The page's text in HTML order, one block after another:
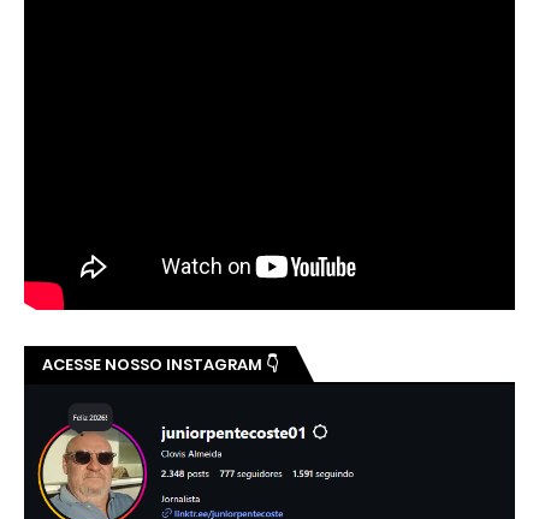
ACESSE NOSSO INSTAGRAM 👇